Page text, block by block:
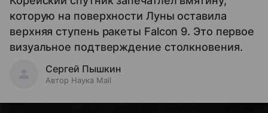
которую на поверхности Луны оставила
верхняя ступень ракеты Falcon 9. Это первое
визуальное подтверждение столкновения.
Сергей Пышкин
Автор Наука Mail